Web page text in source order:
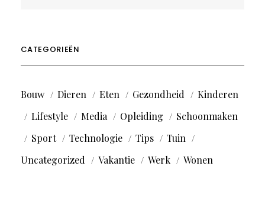
CATEGORIEËN
Bouw Dieren Eten Gezondheid
Kinderen
Lifestyle
Media Opleiding
Schoonmaken
Sport
Technologie Tips
Tuin
Uncategorized
Vakantie Werk Wonen